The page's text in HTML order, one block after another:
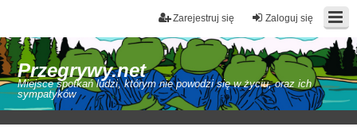
Zaloguj się
Zarejestruj się
Przegrywy.net
Miejsce spotkań ludzi, którym nie powodzi się w życiu, oraz ich
sympatyków